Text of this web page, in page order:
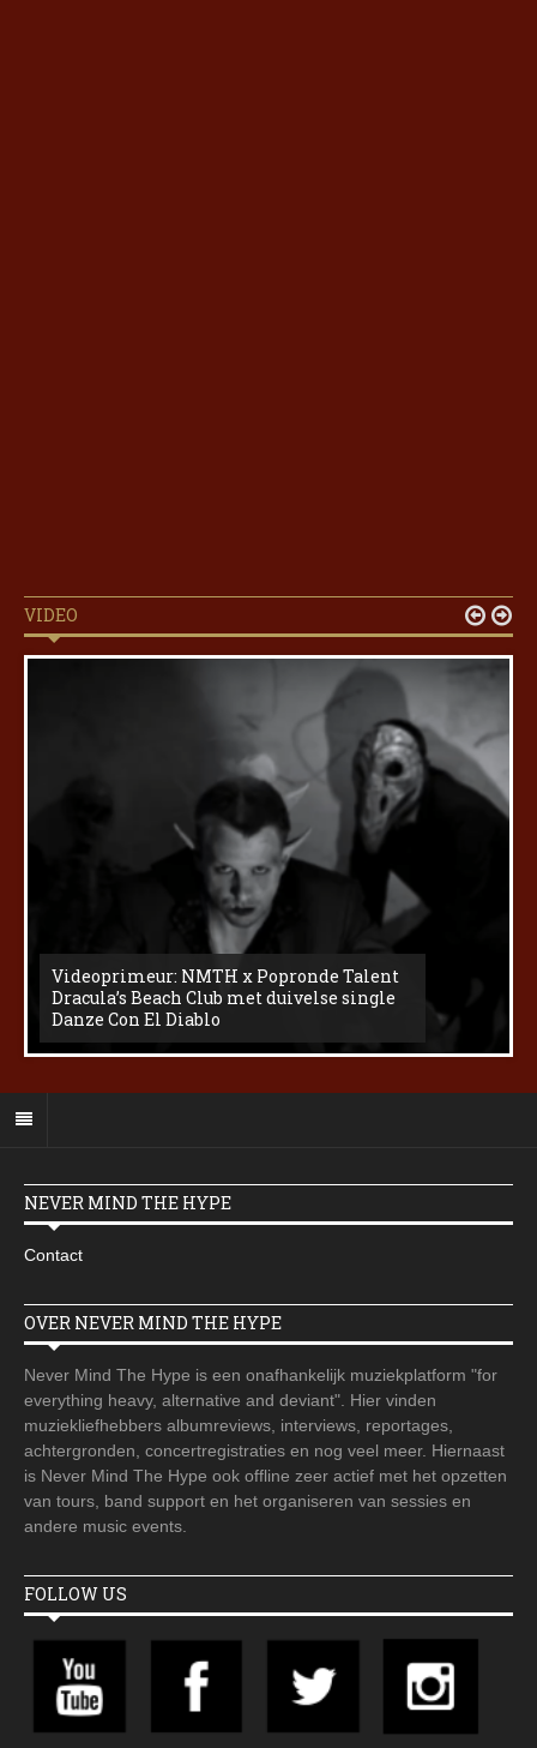
VIDEO
Videoprimeur: NMTH x Popronde Talent
Dracula’s Beach Club met duivelse single
Danze Con El Diablo
 
NEVER MIND THE HYPE
Contact
OVER NEVER MIND THE HYPE
Never Mind The Hype is een onafhankelijk muziekplatform "for
everything heavy, alternative and deviant". Hier vinden
muziekliefhebbers albumreviews, interviews, reportages,
achtergronden, concertregistraties en nog veel meer. Hiernaast
is Never Mind The Hype ook offline zeer actief met het opzetten
van tours, band support en het organiseren van sessies en
andere music events.
FOLLOW US